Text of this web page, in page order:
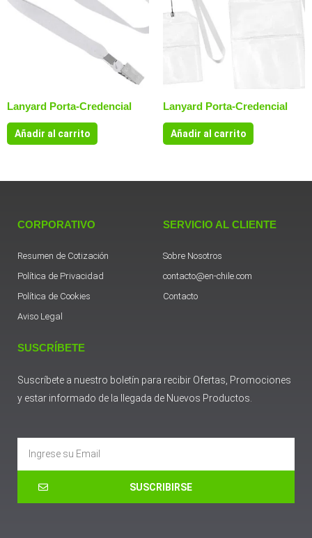
Lanyard Porta-Credencial
Añadir al carrito
Lanyard Porta-Credencial
Añadir al carrito
CORPORATIVO
Resumen de Cotización
Política de Privacidad
Política de Cookies
Aviso Legal
SERVICIO AL CLIENTE
Sobre Nosotros
contacto@en-chile.com
Contacto
SUSCRÍBETE
Suscríbete a nuestro boletín para recibir Ofertas, Promociones
y estar informado de la llegada de Nuevos Productos.
SUSCRIBIRSE